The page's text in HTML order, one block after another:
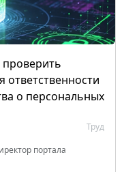
ответственности
о персональных
Труд
портала